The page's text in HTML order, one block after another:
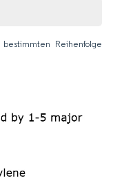
bestimmten Reihenfolge